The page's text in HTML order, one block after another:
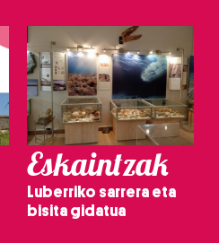
Eskaintzak
Luberriko sarrera eta
bisita gidatua